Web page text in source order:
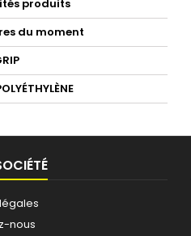
produits
du moment
nous